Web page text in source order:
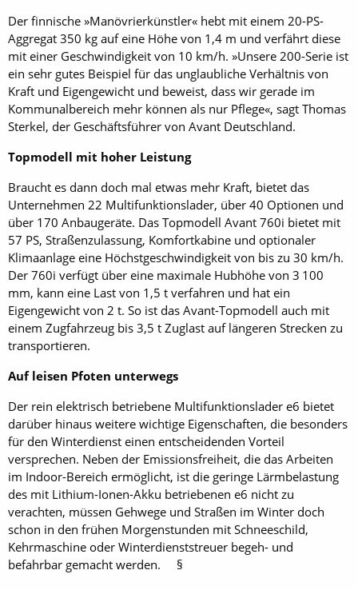
Der finnische »Manövrierkünstler« hebt mit einem 20-PS-
Aggregat 350 kg auf eine Höhe von 1,4 m und verfährt diese
mit einer Geschwindigkeit von 10 km/h. »Unsere 200-Serie ist
ein sehr gutes Beispiel für das unglaubliche Verhältnis von
Kraft und Eigengewicht und beweist, dass wir gerade im
Kommunalbereich mehr können als nur Pflege«, sagt Thomas
Sterkel, der Geschäftsführer von Avant Deutschland.
Topmodell mit hoher Leistung
Braucht es dann doch mal etwas mehr Kraft, bietet das
Unternehmen 22 Multifunktionslader, über 40 Optionen und
über 170 Anbaugeräte. Das Topmodell Avant 760i bietet mit
57 PS, Straßenzulassung, Komfortkabine und optionaler
Klimaanlage eine Höchstgeschwindigkeit von bis zu 30 km/h.
Der 760i verfügt über eine maximale Hubhöhe von 3 100
mm, kann eine Last von 1,5 t verfahren und hat ein
Eigengewicht von 2 t. So ist das Avant-Topmodell auch mit
einem Zugfahrzeug bis 3,5 t Zuglast auf längeren Strecken zu
transportieren.
Auf leisen Pfoten unterwegs
Der rein elektrisch betriebene Multifunktionslader e6 bietet
darüber hinaus weitere wichtige Eigenschaften, die besonders
für den Winterdienst einen entscheidenden Vorteil
versprechen. Neben der Emissionsfreiheit, die das Arbeiten
im Indoor-Bereich ermöglicht, ist die geringe Lärmbelastung
des mit Lithium-Ionen-Akku betriebenen e6 nicht zu
verachten, müssen Gehwege und Straßen im Winter doch
schon in den frühen Morgenstunden mit Schneeschild,
Kehrmaschine oder Winterdienststreuer begeh- und
befahrbar gemacht werden. §